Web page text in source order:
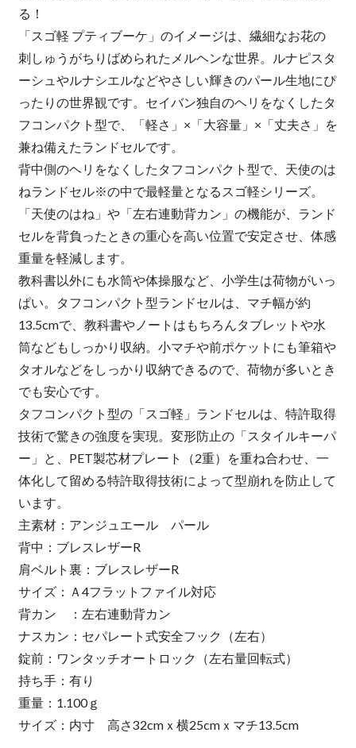
る！
「スゴ軽 プティブーケ」のイメージは、繊細なお花の
刺しゅうがちりばめられたメルヘンな世界。ルナピスタ
ーシュやルナシエルなどやさしい輝きのパール生地にぴ
ったりの世界観です。セイバン独自のヘリをなくしたタ
フコンパクト型で、「軽さ」×「大容量」×「丈夫さ」を
兼ね備えたランドセルです。
背中側のヘリをなくしたタフコンパクト型で、天使のは
ねランドセル※の中で最軽量となるスゴ軽シリーズ。
「天使のはね」や「左右連動背カン」の機能が、ランド
セルを背負ったときの重心を高い位置で安定させ、体感
重量を軽減します。
教科書以外にも水筒や体操服など、小学生は荷物がいっ
ぱい。タフコンパクト型ランドセルは、マチ幅が約
13.5cmで、教科書やノートはもちろんタブレットや水
筒などもしっかり収納。小マチや前ポケットにも筆箱や
タオルなどをしっかり収納できるので、荷物が多いとき
でも安心です。
タフコンパクト型の「スゴ軽」ランドセルは、特許取得
技術で驚きの強度を実現。変形防止の「スタイルキーパ
ー」と、PET製芯材プレート（2重）を重ね合わせ、一
体化して留める特許取得技術によって型崩れを防止して
います。
主素材：アンジュエール パール
背中：ブレスレザーR
肩ベルト裏：ブレスレザーR
サイズ：Ａ4フラットファイル対応
背カン ：左右連動背カン
ナスカン：セパレート式安全フック（左右）
錠前：ワンタッチオートロック（左右量回転式）
持ち手：有り
重量：1.100ｇ
サイズ：内寸 高さ32cmｘ横25cmｘマチ13.5cm